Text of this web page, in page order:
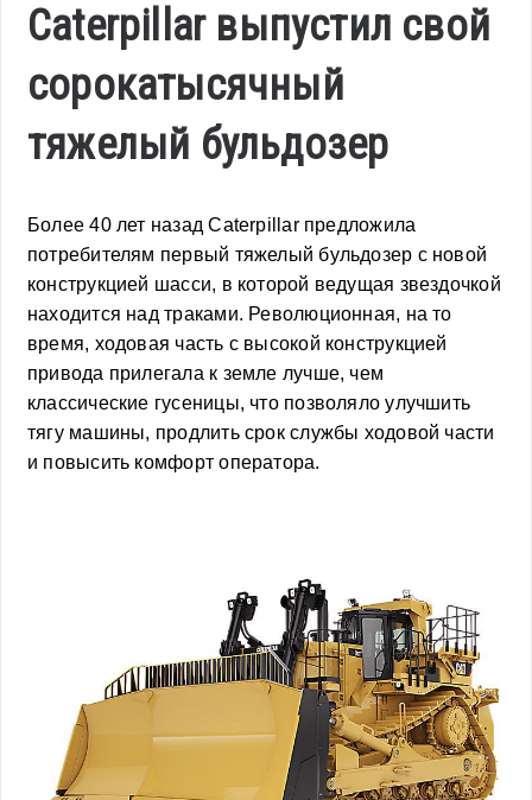
Caterpillar выпустил свой
сорокатысячный
тяжелый бульдозер
Более 40 лет назад Caterpillar предложила
потребителям первый тяжелый бульдозер с новой
конструкцией шасси, в которой ведущая звездочкой
находится над траками. Революционная, на то
время, ходовая часть с высокой конструкцией
привода прилегала к земле лучше, чем
классические гусеницы, что позволяло улучшить
тягу машины, продлить срок службы ходовой части
и повысить комфорт оператора.